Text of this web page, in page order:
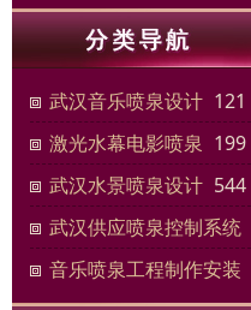
武汉音乐喷泉设计 121
激光水幕电影喷泉 199
武汉水景喷泉设计 544
武汉供应喷泉控制系统
音乐喷泉工程制作安装